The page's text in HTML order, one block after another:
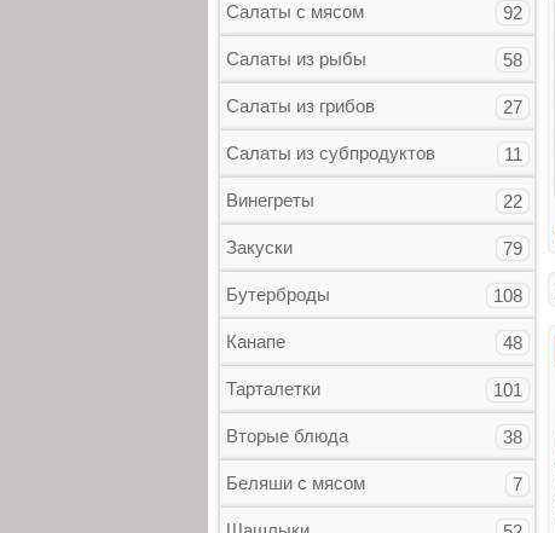
Салаты с мясом 92
Салаты из рыбы 58
Салаты из грибов 27
Салаты из субпродуктов 11
Винегреты 22
Закуски 79
Бутерброды 108
Канапе 48
Тарталетки 101
Вторые блюда 38
Беляши с мясом 7